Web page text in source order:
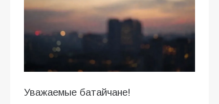
Уважаемые батайчане!